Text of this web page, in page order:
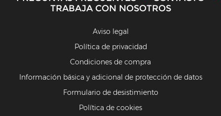
TRABAJA CON NOSOTROS
Aviso legal
Política de privacidad
Condiciones de compra
Información básica y adicional de protección de datos
Formulario de desistimiento
Política de cookies